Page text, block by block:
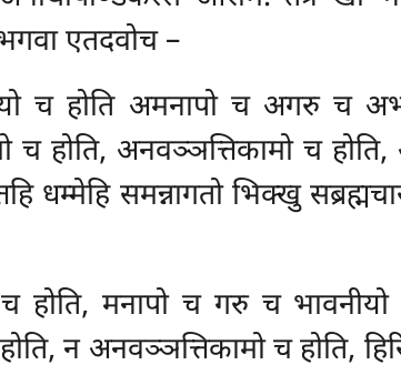
एतदवोच –
च होति अमनापो च अगरु च
च होति, अनवञ्ञत्तिकामो च होति,
धम्मेहि समन्नागतो भिक्खु
च होति, मनापो च गरु च
न अनवञ्ञत्तिकामो च होति,